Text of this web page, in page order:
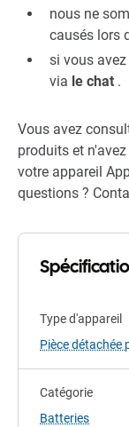
nous ne
causés lors
si vous
via le chat .
Vous avez
produits et
votre appareil
questions ?
Type d'appareil
Pièce détachée
Catégorie
Batteries